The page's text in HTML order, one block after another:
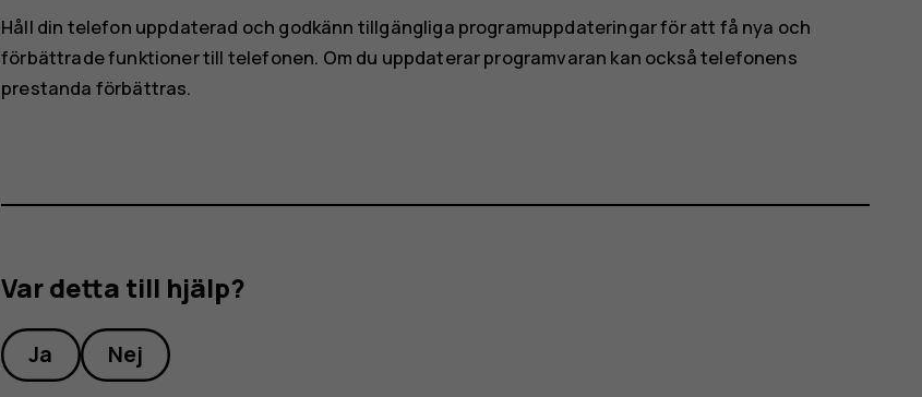
Håll din telefon uppdaterad och godkänn tillgängliga programuppdateringar för att få nya och
förbättrade funktioner till telefonen. Om du uppdaterar programvaran kan också telefonens
prestanda förbättras.
Var detta till hjälp?
Ja Nej